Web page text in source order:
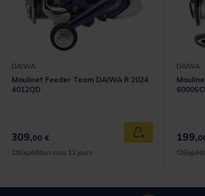
panier
DAIWA
Moulinet Feeder Team DAIWA R 2024
4012QD
309,00 € Ajouter au panier
Expédition sous 12 jours
DAIWA
199,